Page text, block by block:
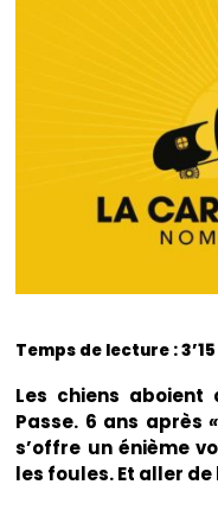
Temps de lecture : 3’15
Les chiens
Passe. 6 ans après
s’offre un énième
les foules. Et aller de